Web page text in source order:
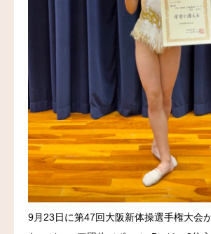
9月23日に第47回大阪新体操選手権大会